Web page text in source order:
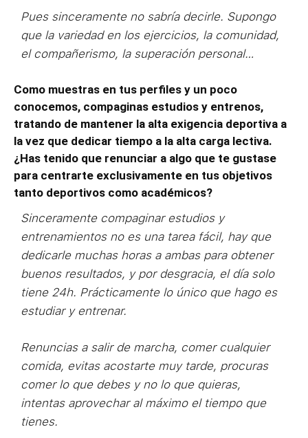
Pues sinceramente no sabría decirle. Supongo
que la variedad en los ejercicios, la comunidad,
el compañerismo, la superación personal…
Como muestras en tus perfiles y un poco
conocemos, compaginas estudios y entrenos,
tratando de mantener la alta exigencia deportiva a
la vez que dedicar tiempo a la alta carga lectiva.
¿Has tenido que renunciar a algo que te gustase
para centrarte exclusivamente en tus objetivos
tanto deportivos como académicos?
Sinceramente compaginar estudios y
entrenamientos no es una tarea fácil, hay que
dedicarle muchas horas a ambas para obtener
buenos resultados, y por desgracia, el día solo
tiene 24h. Prácticamente lo único que hago es
estudiar y entrenar.
Renuncias a salir de marcha, comer cualquier
comida, evitas acostarte muy tarde, procuras
comer lo que debes y no lo que quieras,
intentas aprovechar al máximo el tiempo que
tienes.